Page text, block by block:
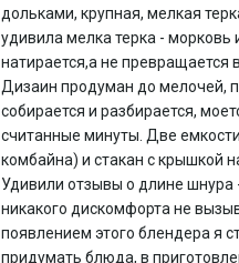
дольками, крупная, мелкая
удивила мелка терка - морковь
натирается,а не превращается
Дизаин продуман до мелочей,
собирается и разбирается,
считанные минуты. Две
комбайна) и стакан с крышкой
Удивили отзывы о длине шнура
никакого дискомфорта не
появлением этого блендера я
придумать блюда, в